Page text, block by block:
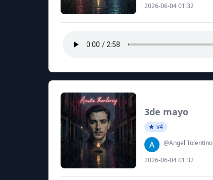
2026-06-04 01:32
3de mayo
v4
@Angel Tolentino
2026-06-04 01:32